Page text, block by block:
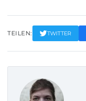
TEILEN: TWITTER